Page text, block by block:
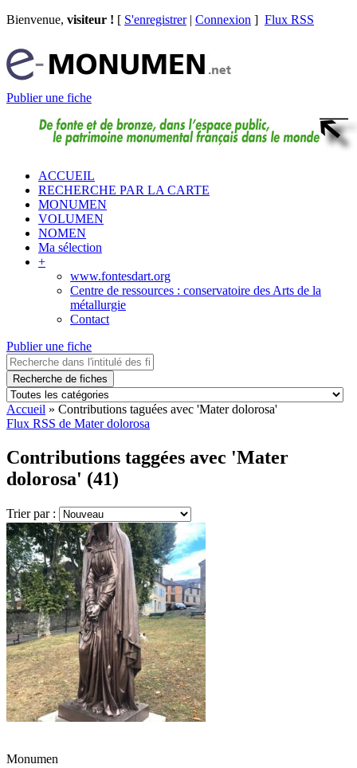
Bienvenue, visiteur ! [ S'enregistrer| Connexion ] Flux RSS
Publier une fiche
ACCUEIL
RECHERCHE PAR LA CARTE
MONUMEN
VOLUMEN
NOMEN
Ma sélection
+
www.fontesdart.org
Centre de ressources : conservatoire des Arts de la
métallurgie
Contact
Publier une fiche
Recherche de fiches
Accueil » Contributions taguées avec 'Mater dolorosa'
Flux RSS de Mater dolorosa
Contributions taggées avec 'Mater
dolorosa' (41)
Trier par :
Monumen